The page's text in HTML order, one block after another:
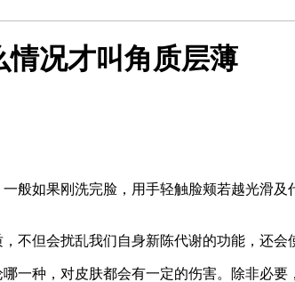
情况才叫角质层薄
如果刚洗完脸，用手轻触脸颊若越光滑及
但会扰乱我们自身新陈代谢的功能，还会
种，对皮肤都会有一定的伤害。除非必要